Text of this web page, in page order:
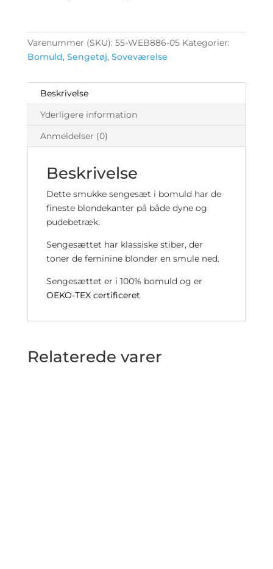
Varenummer (SKU): 55-WEB886-05 Kategorier:
Bomuld, Sengetøj, Soveværelse
Beskrivelse
Yderligere information
Anmeldelser (0)
Beskrivelse
Dette smukke sengesæt i bomuld har de
fineste blondekanter på både dyne og
pudebetræk.
Sengesættet har klassiske stiber, der
toner de feminine blonder en smule ned.
Sengesættet er i 100% bomuld og er
OEKO-TEX certificeret
Relaterede varer